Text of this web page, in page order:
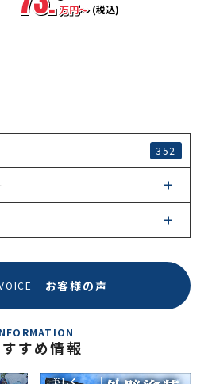
万円〜 (税込)
352
お客様の声
すめ情報